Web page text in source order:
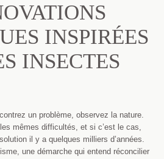
INSPIRÉES
INSECTES
un problème, observez la nature.
mêmes difficultés, et si c’est le cas,
il y a quelques milliers d’années.
une démarche qui entend réconcilier